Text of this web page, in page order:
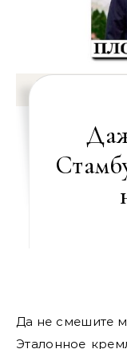
Да не смешите
Эталонное